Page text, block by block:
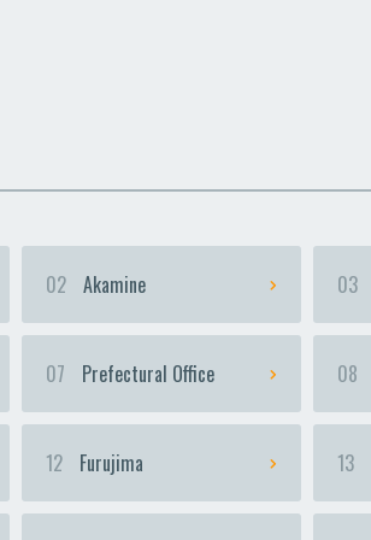
02 Akamine 03
07 Prefectural Office 08
12 Furujima 13